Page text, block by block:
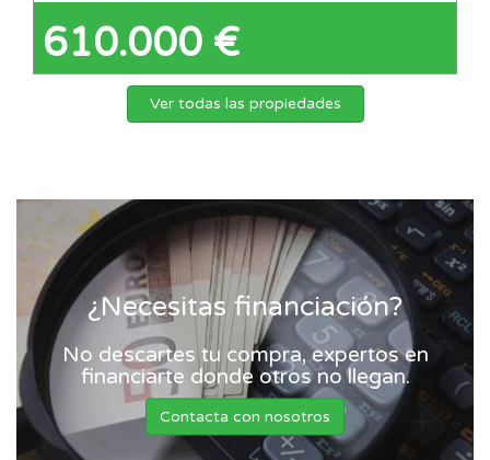
610.000 €
Ver todas las propiedades
¿Necesitas financiación?
No descartes tu compra, expertos en
financiarte donde otros no llegan.
Contacta con nosotros